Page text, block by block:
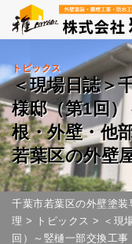
トピックス
＜現場日誌＞
様邸（第1回
根・外壁・他
若葉区の外壁
千葉市若葉区の外壁塗
理 > トピックス > ＜現
回）～竪樋一部交換工